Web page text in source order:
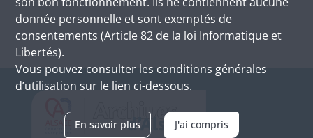
donnée personnelle et sont exemptés de
consentements (Article 82 de la loi Informatique et
Libertés).
Vous pouvez consulter les conditions générales
d’utilisation sur le lien ci-dessous.
En savoir plus J'ai compris